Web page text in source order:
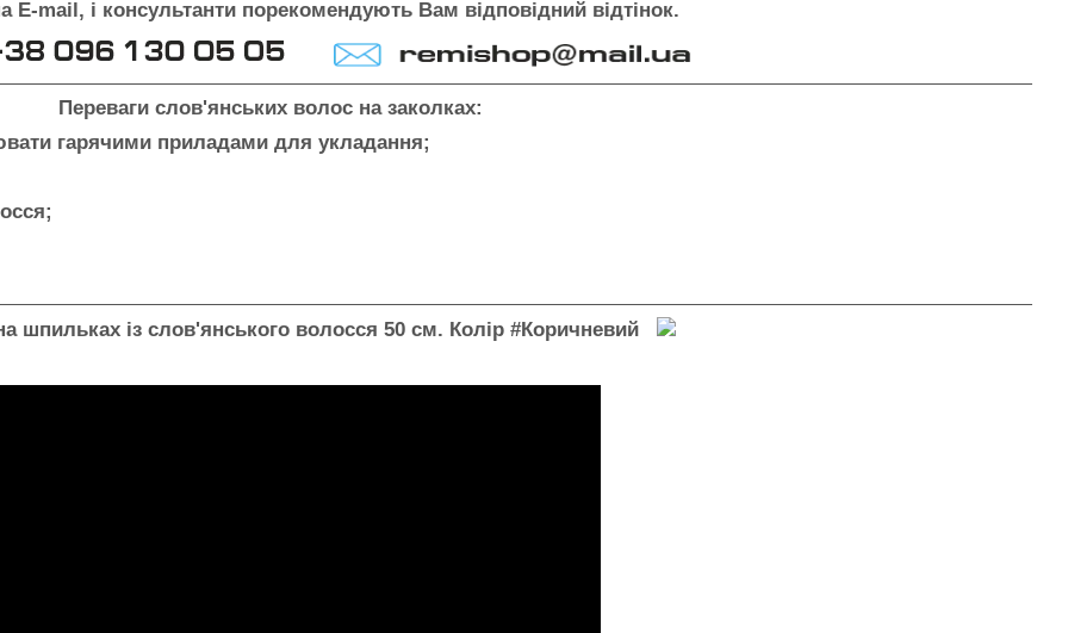
mail, і консультанти порекомендують Вам відповідний відтінок.
Переваги слов'янських волос на заколках:
гарячими приладами для укладання;
шпильках із слов'янського волосся 50 см. Колір #Коричневий